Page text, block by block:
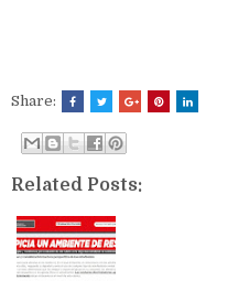
Share:
Related Posts: